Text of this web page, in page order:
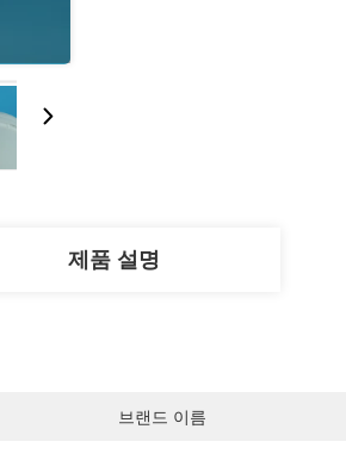
제품 설명
브랜드 이름